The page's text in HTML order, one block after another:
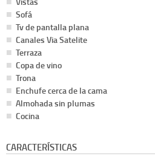
Sofá
Tv de pantalla plana
Canales Via Satelite
Terraza
Copa de vino
Trona
Enchufe cerca de la cama
Almohada sin plumas
Cocina
CARACTERÍSTICAS